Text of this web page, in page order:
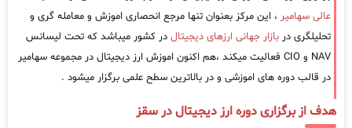
عالی سهامیر ، این مرکز بعنوان تنها مرجع انحصاری اموزش و معامله گری و
تحلیلگری در بازار جهانی ارزهای دیجیتال در کشور میباشد که تحت لیسانس
NAV و CIO فعالیت میکند ،هم اکنون اموزش ارز دیجیتال در مجموعه سهامیر
در قالب دوره های اموزشی و در بالاترین سطح علمی برگزار میشود .
هدف از برگزاری دوره ارز دیجیتال در سقز